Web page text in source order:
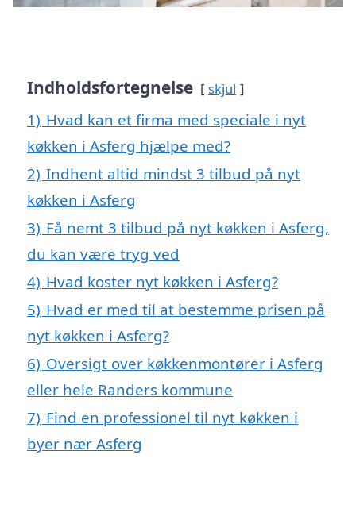
Indholdsfortegnelse skjul
1) Hvad kan et firma med speciale i nyt
køkken i Asferg hjælpe med?
2) Indhent altid mindst 3 tilbud på nyt
køkken i Asferg
3) Få nemt 3 tilbud på nyt køkken i Asferg,
du kan være tryg ved
4) Hvad koster nyt køkken i Asferg?
5) Hvad er med til at bestemme prisen på
nyt køkken i Asferg?
6) Oversigt over køkkenmontører i Asferg
eller hele Randers kommune
7) Find en professionel til nyt køkken i
byer nær Asferg